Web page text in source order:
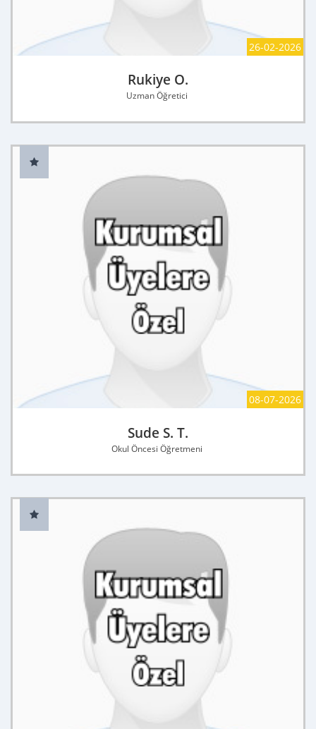
26-02-2026
Rukiye O.
Uzman Öğretici
08-07-2026
Sude S. T.
Okul Öncesi Öğretmeni